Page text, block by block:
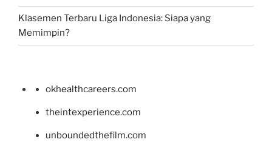
Klasemen Terbaru Liga Indonesia: Siapa yang
Memimpin?
okhealthcareers.com
theintexperience.com
unboundedthefilm.com